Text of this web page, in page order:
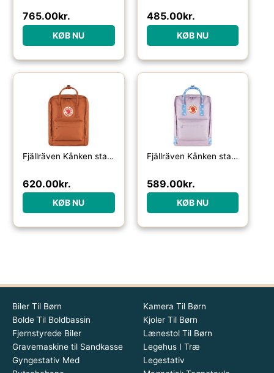
765.00kr.
KØB NU
485.00kr.
KØB NU
Fjällräven Kånken standard-terracotta brown – Skoletasker / -rygsække
620.00kr.
KØB NU
Fjällräven Kånken standard-pastel lavender / confetti pattern – Skoletasker / -rygsække
589.00kr.
KØB NU
Biler Til Børn
Bolde Til Boldbassin
Fjernstyrede Biler
Gravemaskine til Sandkasse
Gyngestativ Med
Kamera Til Børn
Kjoler Til Børn
Lænestol Til Børn
Legehus I Træ
Legestativ